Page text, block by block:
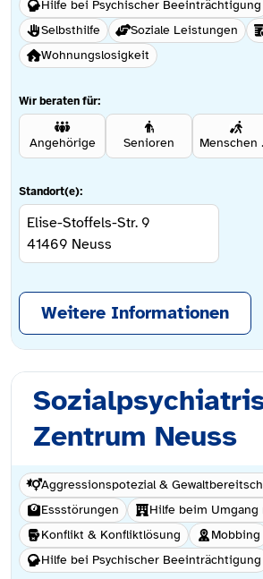
Hilfe bei Psychischer Beeinträchtigung
Selbsthilfe
Soziale Leistungen
Wohnungslosigkeit
Wir beraten für:
Angehörige Senioren
Standort(e):
Elise-Stoffels-Str. 9
41469 Neuss
Weitere Informationen
Zentrum Neuss
Aggressionspotezial &
Essstörungen
Hilfe beim
Konflikt & Konfliktlösung
Mobbing
Hilfe bei Psychischer Beeinträchtigung